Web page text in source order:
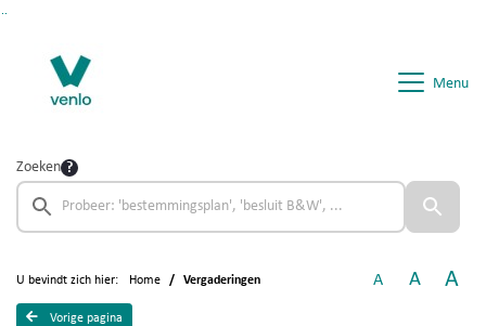
Menu
Zoeken
U bevindt zich hier: Home Vergaderingen A A A
Vorige pagina